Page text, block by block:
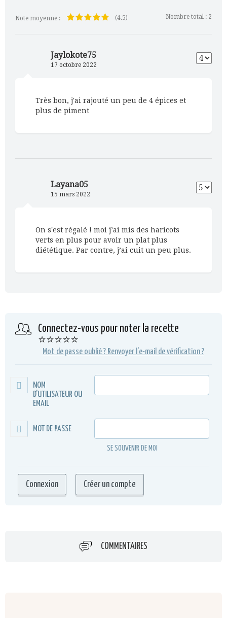
Note moyenne : (4.5) Nombre total : 2
Jaylokote75
17 octobre 2022
Très bon, j'ai rajouté un peu de 4 épices et
plus de piment
Layana05
15 mars 2022
On s'est régalé ! moi j’ai mis des haricots
verts en plus pour avoir un plat plus
diététique. Par contre, j’ai cuit un peu plus.
Connectez-vous pour noter la recette
⭐⭐⭐⭐⭐
Mot de passe oublié ? Renvoyer l'e-mail de vérification ?
NOM
D'UTILISATEUR OU
EMAIL
MOT DE PASSE
SE SOUVENIR DE MOI
COMMENTAIRES